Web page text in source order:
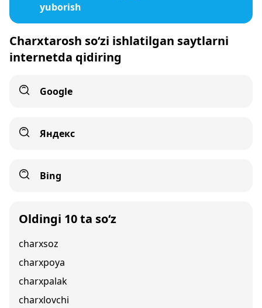
yuborish
Charxtarosh so‘zi ishlatilgan saytlarni
internetda qidiring
Google
Яндекс
Bing
Oldingi 10 ta so‘z
charxsoz
charxpoya
charxpalak
charxlovchi